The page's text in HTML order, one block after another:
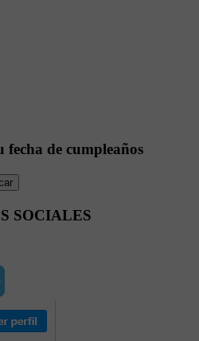
fecha de cumpleaños
SOCIALES